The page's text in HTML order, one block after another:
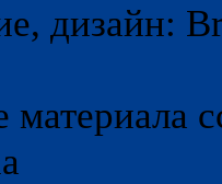
дизайн:
материала